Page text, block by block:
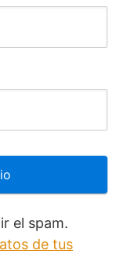
el spam.
de tus